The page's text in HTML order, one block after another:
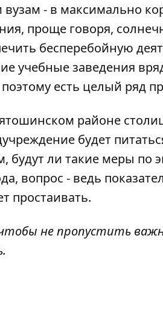
- в максимально
, проще говоря,
бесперебойную
учебные заведения
есть целый ряд
районе
будет
ли такие меры по
вопрос - ведь
простаивать.
не пропустить
.